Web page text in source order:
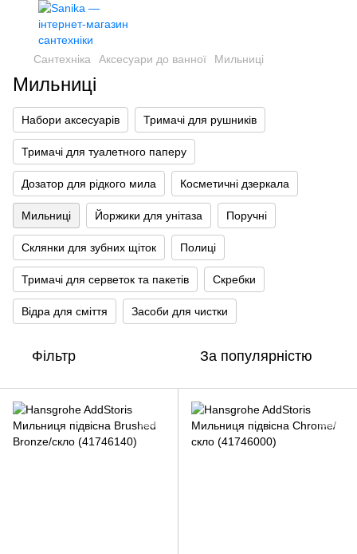
Сантехніка Аксесуари до ванної Мильниці
Мильниці
Набори аксесуарів Тримачі для рушників
Тримачі для туалетного паперу
Дозатор для рідкого мила Косметичні дзеркала
Мильниці Йоржики для унітаза Поручні
Склянки для зубних щіток Полиці
Тримачі для серветок та пакетів Скребки
Відра для сміття Засоби для чистки
Фільтр За популярністю